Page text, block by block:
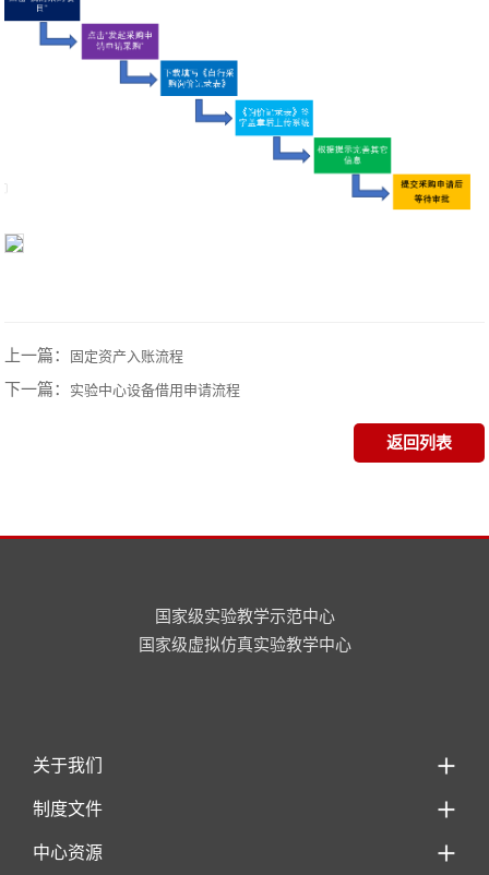
上一篇： 固定资产入账流程
下一篇： 实验中心设备借用申请流程
返回列表
国家级实验教学示范中心
国家级虚拟仿真实验教学中心
关于我们
制度文件
中心资源